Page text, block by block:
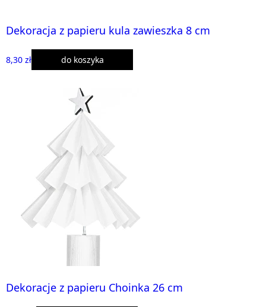
Dekoracja z papieru kula zawieszka 8 cm
8,30 zł do koszyka
Dekoracje z papieru Choinka 26 cm